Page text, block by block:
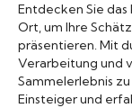
Geschenksets
Partyfässer
Entdecken Sie
Ort, um Ihre
präsentieren. Mit
Verarbeitung und
Sammelerlebnis
Einsteiger und